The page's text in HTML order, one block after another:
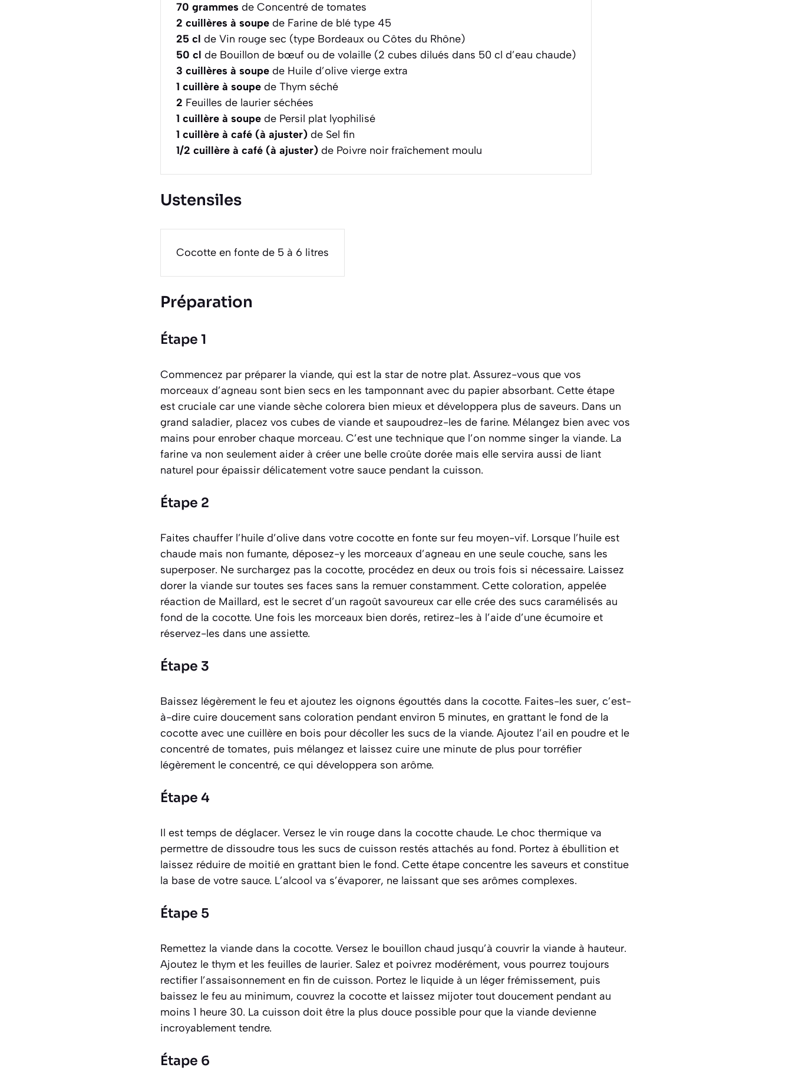
70 grammes de Concentré de tomates
2 cuillères à soupe de Farine de blé type 45
25 cl de Vin rouge sec (type Bordeaux ou Côtes du Rhône)
50 cl de Bouillon de bœuf ou de volaille (2 cubes dilués dans 50 cl d’eau chaude)
3 cuillères à soupe de Huile d’olive vierge extra
1 cuillère à soupe de Thym séché
2 Feuilles de laurier séchées
1 cuillère à soupe de Persil plat lyophilisé
1 cuillère à café (à ajuster) de Sel fin
1/2 cuillère à café (à ajuster) de Poivre noir fraîchement moulu
Ustensiles
Cocotte en fonte de 5 à 6 litres
Préparation
Étape 1
Commencez par préparer la viande, qui est la star de notre plat. Assurez-vous que vos
morceaux d’agneau sont bien secs en les tamponnant avec du papier absorbant. Cette étape
est cruciale car une viande sèche colorera bien mieux et développera plus de saveurs. Dans un
grand saladier, placez vos cubes de viande et saupoudrez-les de farine. Mélangez bien avec vos
mains pour enrober chaque morceau. C’est une technique que l’on nomme singer la viande. La
farine va non seulement aider à créer une belle croûte dorée mais elle servira aussi de liant
naturel pour épaissir délicatement votre sauce pendant la cuisson.
Étape 2
Faites chauffer l’huile d’olive dans votre cocotte en fonte sur feu moyen-vif. Lorsque l’huile est
chaude mais non fumante, déposez-y les morceaux d’agneau en une seule couche, sans les
superposer. Ne surchargez pas la cocotte, procédez en deux ou trois fois si nécessaire. Laissez
dorer la viande sur toutes ses faces sans la remuer constamment. Cette coloration, appelée
réaction de Maillard, est le secret d’un ragoût savoureux car elle crée des sucs caramélisés au
fond de la cocotte. Une fois les morceaux bien dorés, retirez-les à l’aide d’une écumoire et
réservez-les dans une assiette.
Étape 3
Baissez légèrement le feu et ajoutez les oignons égouttés dans la cocotte. Faites-les suer, c’est-
à-dire cuire doucement sans coloration pendant environ 5 minutes, en grattant le fond de la
cocotte avec une cuillère en bois pour décoller les sucs de la viande. Ajoutez l’ail en poudre et le
concentré de tomates, puis mélangez et laissez cuire une minute de plus pour torréfier
légèrement le concentré, ce qui développera son arôme.
Étape 4
Il est temps de déglacer. Versez le vin rouge dans la cocotte chaude. Le choc thermique va
permettre de dissoudre tous les sucs de cuisson restés attachés au fond. Portez à ébullition et
laissez réduire de moitié en grattant bien le fond. Cette étape concentre les saveurs et constitue
la base de votre sauce. L’alcool va s’évaporer, ne laissant que ses arômes complexes.
Étape 5
Remettez la viande dans la cocotte. Versez le bouillon chaud jusqu’à couvrir la viande à hauteur.
Ajoutez le thym et les feuilles de laurier. Salez et poivrez modérément, vous pourrez toujours
rectifier l’assaisonnement en fin de cuisson. Portez le liquide à un léger frémissement, puis
baissez le feu au minimum, couvrez la cocotte et laissez mijoter tout doucement pendant au
moins 1 heure 30. La cuisson doit être la plus douce possible pour que la viande devienne
incroyablement tendre.
Étape 6